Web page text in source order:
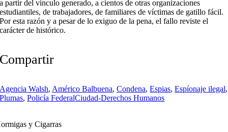
a partir del vínculo generado, a cientos de otras organizaciones
estudiantiles, de trabajadores, de familiares de víctimas de gatillo fácil.
Por esta razón y a pesar de lo exiguo de la pena, el fallo reviste el
carácter de histórico.
Compartir
Agencia Walsh, Américo Balbuena,Condena,Espias,Espíonaje ilegal,
Plumas,Policía FederalCiudad-Derechos Humanos
y Cigarras